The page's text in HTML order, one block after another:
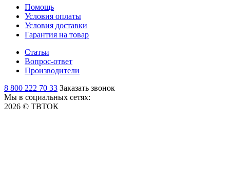
Помощь
Условия оплаты
Условия доставки
Гарантия на товар
Статьи
Вопрос-ответ
Производители
8 800 222 70 33 Заказать звонок
Мы в социальных сетях:
2026 © ТВТОК